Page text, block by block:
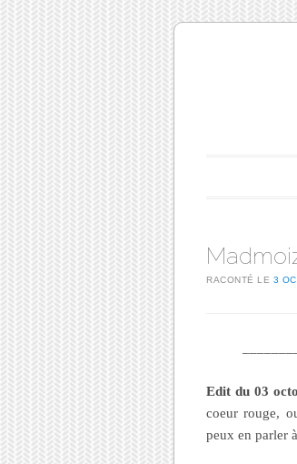
Main
RACONTÉ LE 3
Edit du 03
coeur rouge,
peux en parler